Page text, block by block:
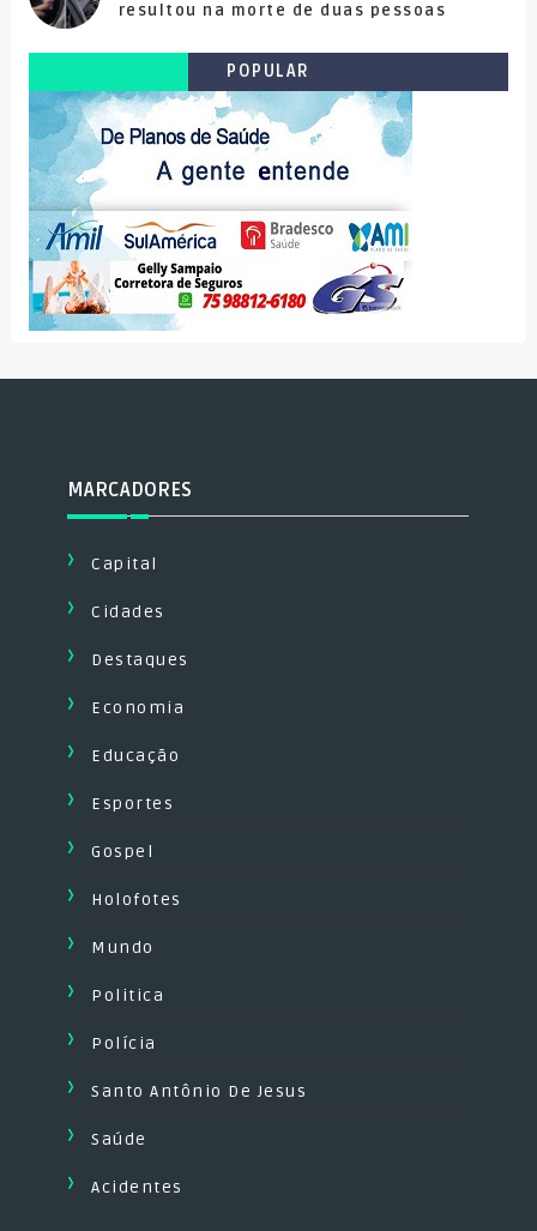
resultou na morte de duas pessoas
POPULAR
MARCADORES
Capital
Cidades
Destaques
Economia
Educação
Esportes
Gospel
Holofotes
Mundo
Politica
Polícia
Santo Antônio De Jesus
Saúde
Acidentes